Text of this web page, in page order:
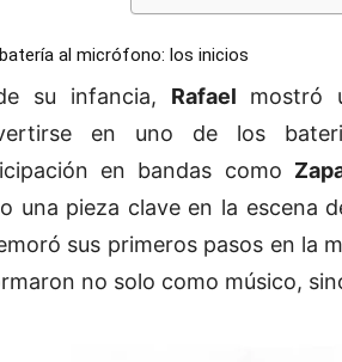
batería al micrófono: los inicios
su infancia, Rafael mostró
en uno de los
en bandas como
una pieza clave en la escena
sus primeros pasos en la
no solo como músico,